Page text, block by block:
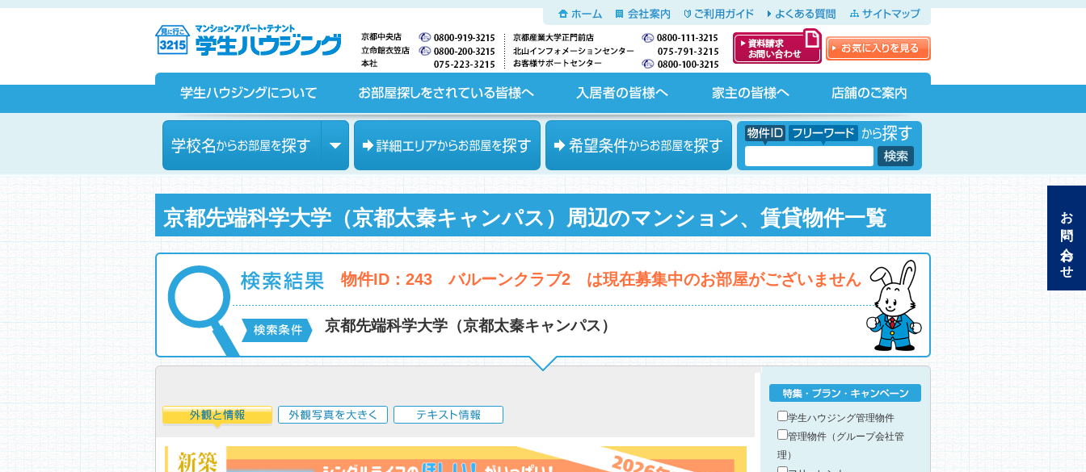
ホーム 会社案内 ご利用ガイド よくある質問 サイトマップ
資料請求・お問
い合わせ
学校名からお部屋を探す エリアからお部屋を探す 希望条件からお部屋を探す
物件ID フリーワードから探す
京都先端科学大学（京都太秦キャンパス）周辺のマンション、賃貸物件一覧
物件ID：243 バルーンクラブ2 は現在募集中のお部屋がございません
京都先端科学大学（京都太秦キャンパス）
学生ハウジング管理物件
管理物件（グループ会社管
理）
お問い合わせ